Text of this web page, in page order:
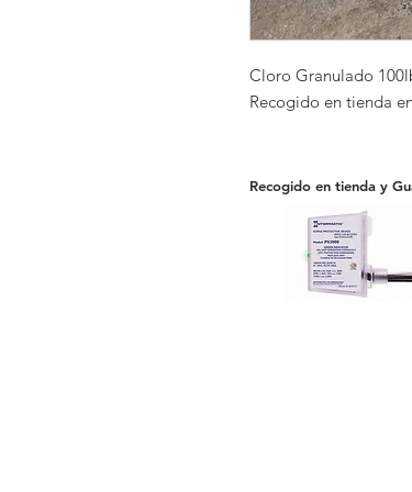
Cloro Granulado
Recogido en tienda
Recogido en tienda y